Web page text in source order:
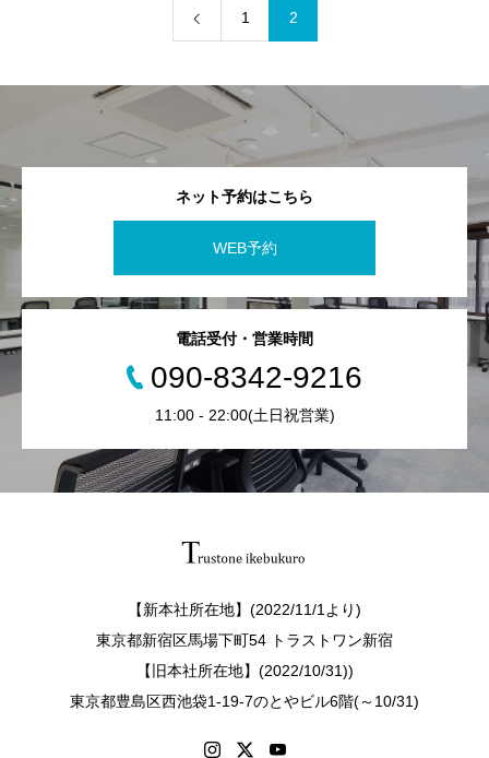
1 2
ネット予約はこちら
WEB予約
電話受付・営業時間
090-8342-9216
11:00 - 22:00(土日祝営業)
【新本社所在地】(2022/11/1より)
東京都新宿区馬場下町54 トラストワン新宿
【旧本社所在地】(2022/10/31))
東京都豊島区西池袋1-19-7のとやビル6階(～10/31)